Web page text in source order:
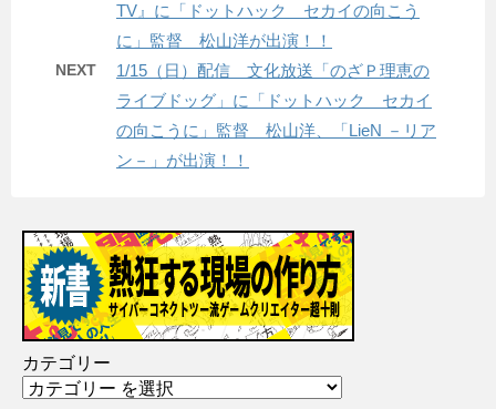
TV』に「ドットハック セカイの向こう
に」監督 松山洋が出演！！
NEXT
1/15（日）配信 文化放送「のざＰ理恵の
ライブドッグ」に「ドットハック セカイ
の向こうに」監督 松山洋、「LieN －リア
ン－」が出演！！
カテゴリー